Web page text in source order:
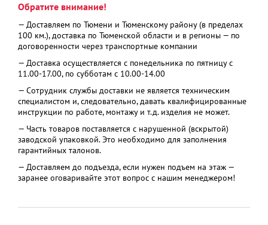
Обратите внимание!
— Доставляем по Тюмени и Тюменскому району (в пределах
100 км.), доставка по Тюменской области и в регионы — по
договоренности через транспортные компании
— Доставка осуществляется с понедельника по пятницу с
11.00-17.00, по субботам с 10.00-14.00
— Сотрудник службы доставки не является техническим
специалистом и, следовательно, давать квалифицированные
инструкции по работе, монтажу и т.д. изделия не может.
— Часть товаров поставляется с нарушенной (вскрытой)
заводской упаковкой. Это необходимо для заполнения
гарантийных талонов.
— Доставляем до подъезда, если нужен подъем на этаж —
заранее оговаривайте этот вопрос с нашим менеджером!